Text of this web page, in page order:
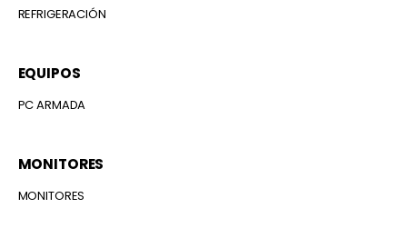
REFRIGERACIÓN
EQUIPOS
PC ARMADA
MONITORES
MONITORES